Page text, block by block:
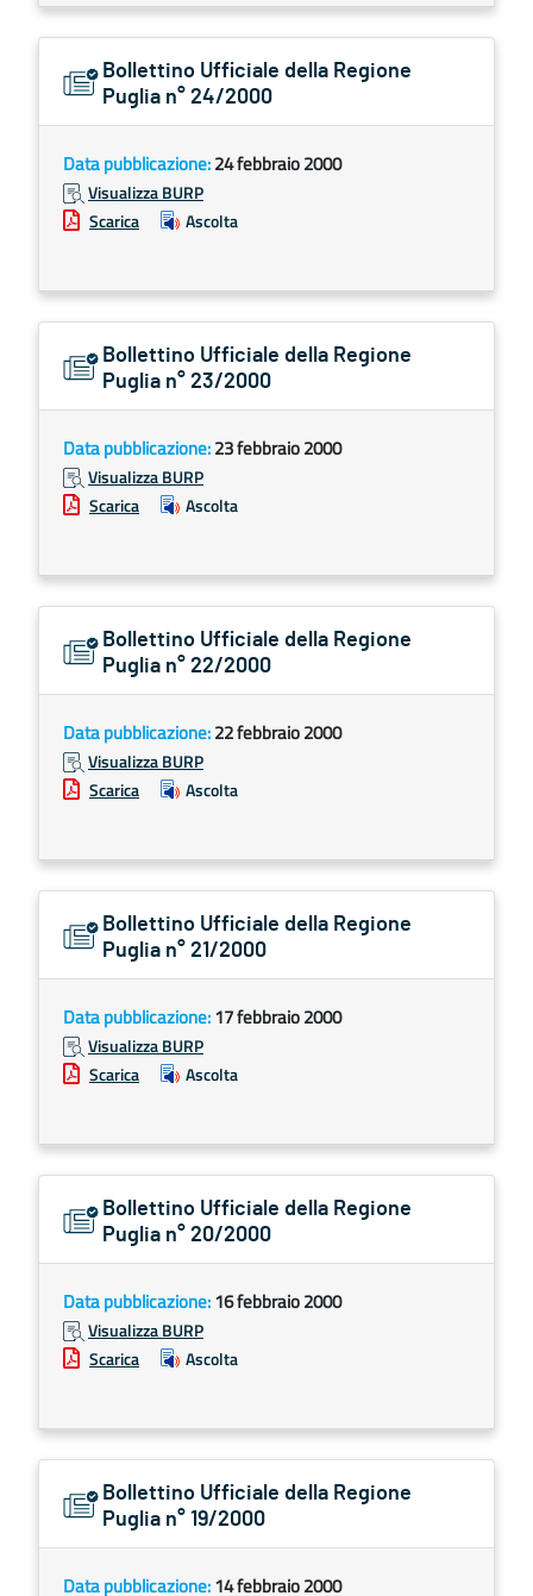
Bollettino Ufficiale della Regione
Puglia n° 24/2000
Data pubblicazione:24 febbraio 2000
Visualizza BURP
Scarica
Ascolta
Bollettino Ufficiale della Regione
Puglia n° 23/2000
Data pubblicazione:23 febbraio 2000
Visualizza BURP
Scarica
Ascolta
Bollettino Ufficiale della Regione
Puglia n° 22/2000
Data pubblicazione:22 febbraio 2000
Visualizza BURP
Scarica
Ascolta
Bollettino Ufficiale della Regione
Puglia n° 21/2000
Data pubblicazione:17 febbraio 2000
Visualizza BURP
Scarica
Ascolta
Bollettino Ufficiale della Regione
Puglia n° 20/2000
Data pubblicazione:16 febbraio 2000
Visualizza BURP
Scarica
Ascolta
Bollettino Ufficiale della Regione
Puglia n° 19/2000
Data pubblicazione:14 febbraio 2000